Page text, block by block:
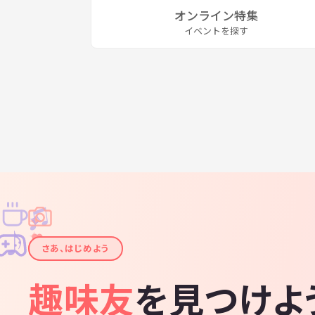
オンライン特集
イベントを探す
✦
✦
✧
✧
♪
♫
さあ、はじめよう
趣味友を見つけよ